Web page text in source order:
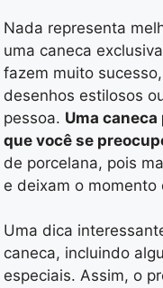
Nada representa
uma caneca
fazem muito
desenhos estilosos
pessoa. Uma
que você se
de porcelana, pois
e deixam o
Uma dica
caneca, incluindo
especiais. Assim, o